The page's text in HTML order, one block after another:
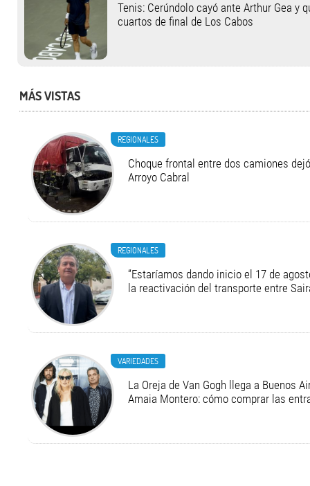
Tenis: Cerúndolo cayó ante Arthur Gea y
cuartos de final de Los Cabos
MÁS VISTAS
REGIONALES
Choque frontal entre dos camiones
Arroyo Cabral
REGIONALES
“Estaríamos dando inicio el 17 de
la reactivación del transporte entre
VARIEDADES
La Oreja de Van Gogh llega a Buenos
Amaia Montero: cómo comprar las